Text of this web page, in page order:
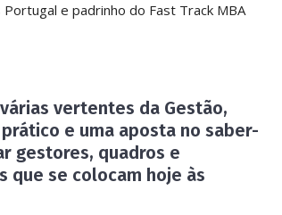
e padrinho do Fast Track MBA
várias vertentes da Gestão,
e uma aposta no saber-
gestores, quadros e
que se colocam hoje às